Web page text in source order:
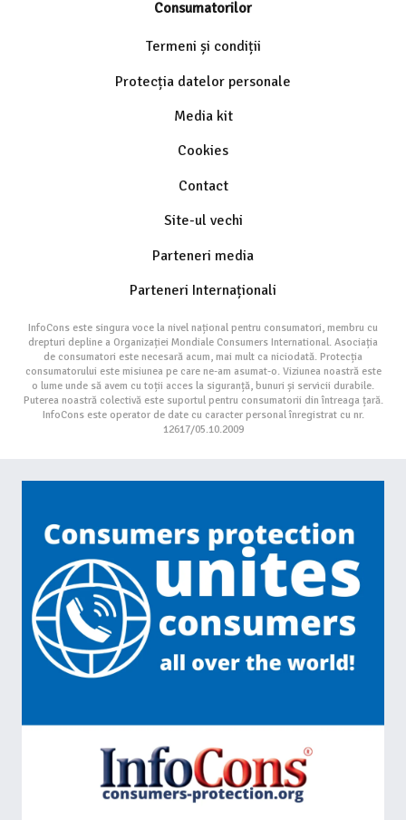
Consumatorilor
Termeni și condiții
Protecția datelor personale
Media kit
Cookies
Contact
Site-ul vechi
Parteneri media
Parteneri Internaționali
InfoCons este singura voce la nivel național pentru consumatori, membru cu
drepturi depline a Organizației Mondiale Consumers International. Asociația
de consumatori este necesară acum, mai mult ca niciodată. Protecția
consumatorului este misiunea pe care ne-am asumat-o. Viziunea noastră este
o lume unde să avem cu toții acces la siguranță, bunuri și servicii durabile.
Puterea noastră colectivă este suportul pentru consumatorii din întreaga țară.
InfoCons este operator de date cu caracter personal înregistrat cu nr.
12617/05.10.2009